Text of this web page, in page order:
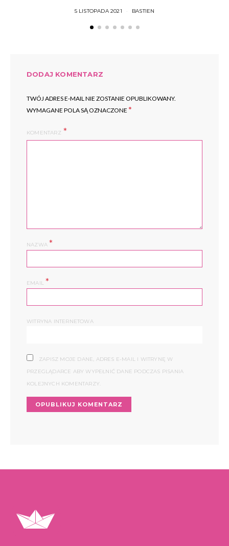
5 LISTOPADA 2021 BASTIEN
DODAJ KOMENTARZ
TWÓJ ADRES E-MAIL NIE ZOSTANIE OPUBLIKOWANY.
WYMAGANE POLA SĄ OZNACZONE *
KOMENTARZ
NAZWA*
EMAIL*
WITRYNA INTERNETOWA
ZAPISZ MOJE DANE, ADRES E-MAIL I WITRYNĘ W
PRZEGLĄDARCE ABY WYPEŁNIĆ DANE PODCZAS PISANIA
KOLEJNYCH KOMENTARZY.